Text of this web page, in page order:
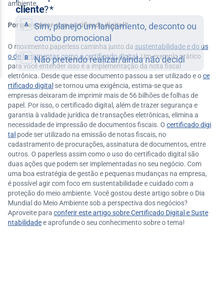
ambiente.
Por que contar com certificado digital?
O movimento paperless caminha junto da sustentabilidade e do us
o de ferramentas como o certificado digital. Um exemplo prático
para você entender isso é a implementação da nota fiscal
eletrônica. Desde que esse documento passou a ser utilizado e oce
rtificado digital se tornou uma exigência, estima-se que as
empresas deixaram de imprimir mais de 56 bilhões de folhas de
papel. Por isso, o certificado digital, além de trazer segurança e
garantia à validade jurídica de transações eletrônicas, elimina a
necessidade de impressão de documentos fiscais. O certificado digi
tal pode ser utilizado na emissão de notas fiscais, no
cadastramento de procurações, assinatura de documentos, entre
outros. O paperless assim como o uso do certificado digital são
duas ações que podem ser implementadas no seu negócio. Com
uma boa estratégia de gestão e pequenas mudanças na empresa,
é possível agir com foco em sustentabilidade e cuidado com a
proteção do meio ambiente. Você gostou deste artigo sobre o Dia
Mundial do Meio Ambiente sob a perspectiva dos negócios?
Aproveite para conferir este artigo sobre Certificado Digital e Suste
ntabilidadee aprofunde o seu conhecimento sobre o tema!